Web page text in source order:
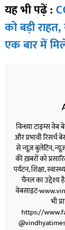
यह भी पढ़ें :
को बड़ी
एक बार में
विन्ध्या टाइम्स
और प्रभावी रिसर्च
से न्यूज़ बुलेटिन, न्यूज़
की ख़बरों को
पर्यटन, शिक्षा,
चैनल का उद्देश्य
वेबसाइट-
भी
https://